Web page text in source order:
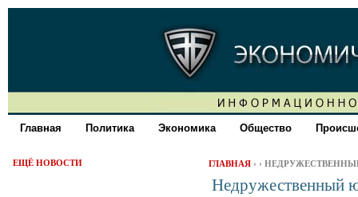
Главная Политика Экономика Общество
ЕЩЁ НОВОСТИ ГЛАВНАЯ › ›
Недружественный